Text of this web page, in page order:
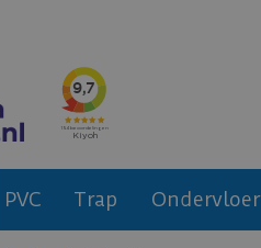
PVC Trap Ondervloer